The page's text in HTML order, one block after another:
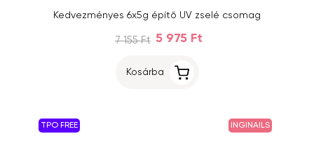
Kedvezményes 6x5g építő UV zselé csomag
7 155 Ft 5 975 Ft
Kosárba
TPO FREE INGINAILS